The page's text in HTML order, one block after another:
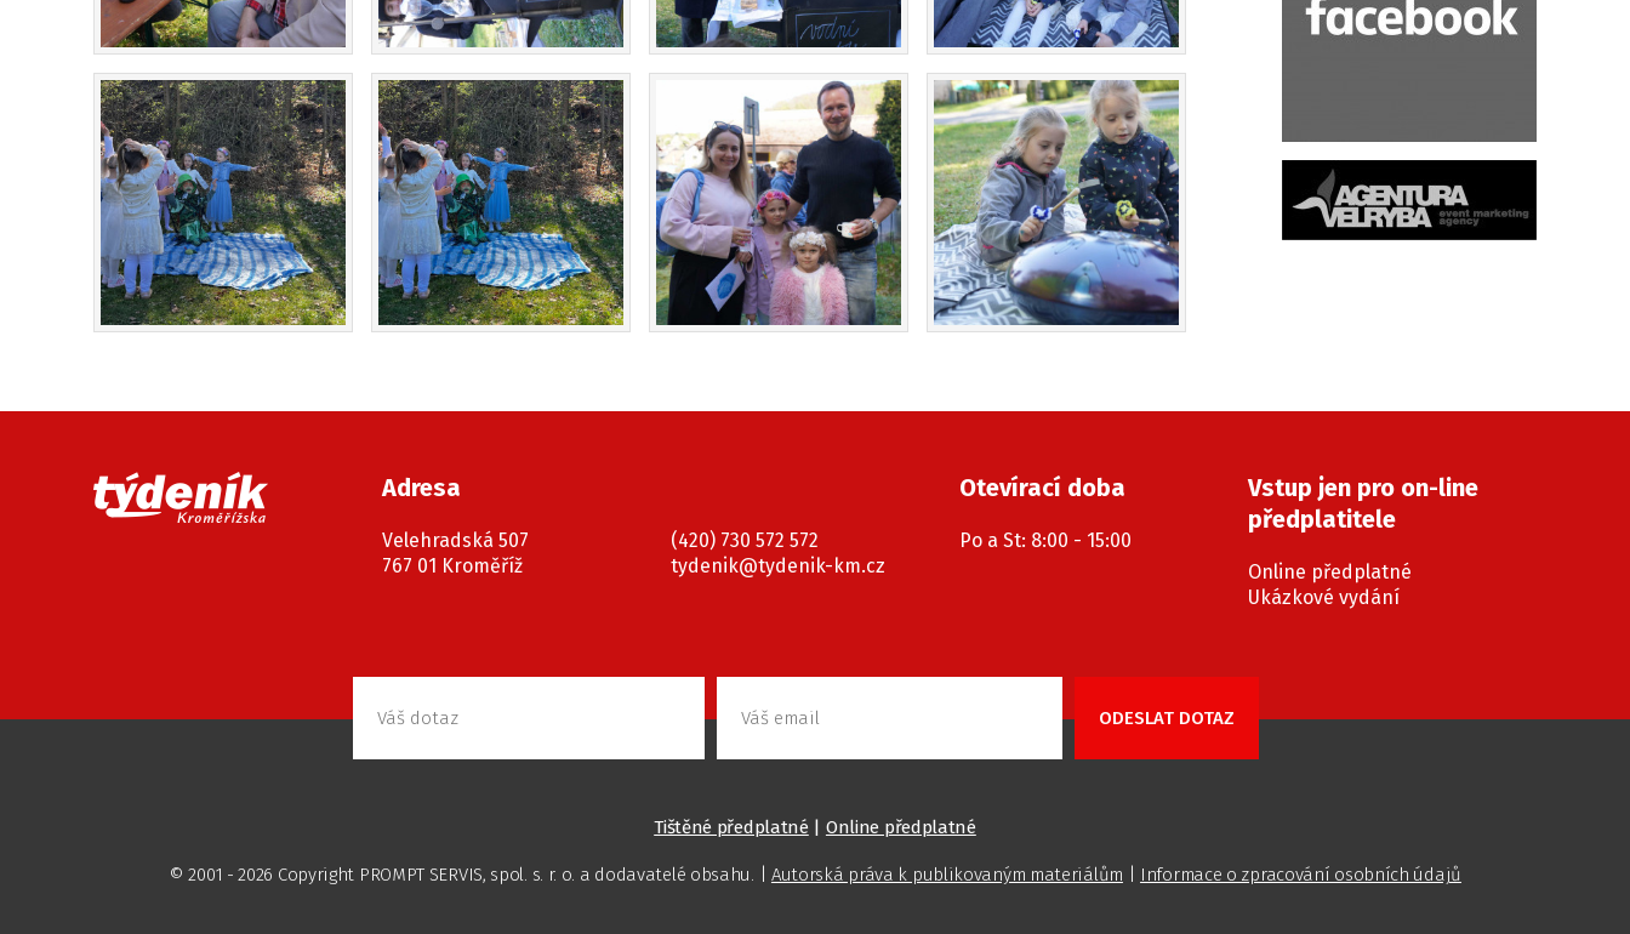
Adresa
Velehradská 507
767 01 Kroměříž
(420) 730 572 572
tydenik@tydenik-km.cz
Otevírací doba
Po a St: 8:00 - 15:00
Vstup jen pro on-line
předplatitele
Online předplatné
Ukázkové vydání
Tištěné předplatné | Online předplatné
© 2001 - 2026 Copyright PROMPT SERVIS, spol. s. r. o. a dodavatelé obsahu. | Autorská práva k publikovaným materiálům Informace o zpracování osobních údajů